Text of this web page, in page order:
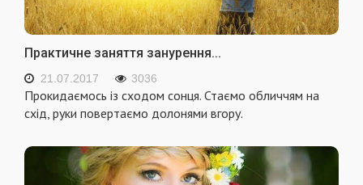
Практичне заняття занурення...
21.07.2017 3036
Прокидаємось із сходом сонця. Стаємо обличчям на
схід, руки повертаємо долонями вгору.